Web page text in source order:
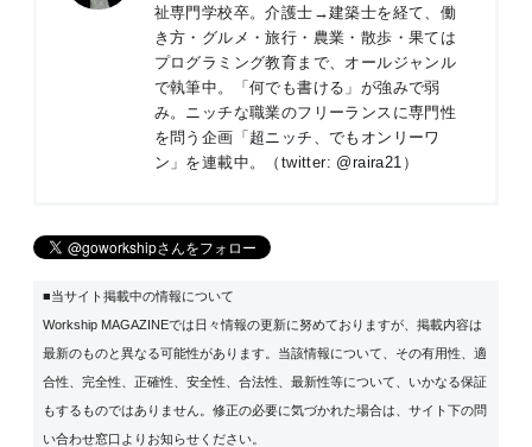
祉専門学校卒。介護士→建築士を経て、働
き方・グルメ・旅行・農業・散歩・果ては
プログラミング教育まで、オールジャンル
で執筆中。「何でも書ける」が強みで弱
み。ニッチな職業のフリーランスに専門性
を問う企画「 超ニッチ、でもオンリーワ
ン 」を連載中。（twitter: @raira21 ）
■当サイト掲載中の情報について
Workship MAGAZINEでは日々情報の更新に努めておりますが、掲載内容は
最新のものと異なる可能性があります。当該情報について、その有用性、適
合性、完全性、正確性、安全性、合法性、最新性等について、いかなる保証
もするものではありません。修正の必要に気づかれた場合は、サイト下の問
い合わせ窓口よりお知らせください。